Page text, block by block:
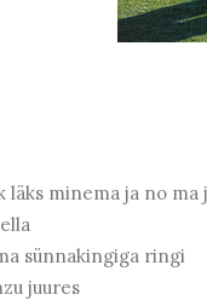
läks minema ja no
sünnakingiga ringi
juures